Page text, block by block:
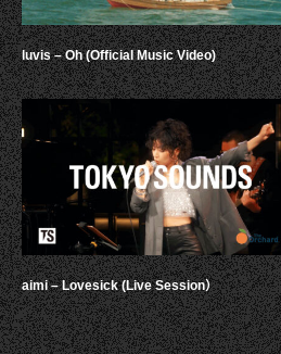
luvis – Oh (Official Music Video)
aimi – Lovesick (Live Session）